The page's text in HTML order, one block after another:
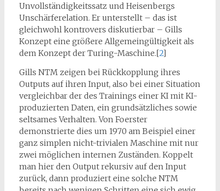
Unvollständigkeitssatz und Heisenbergs
Unschärferelation. Er unterstellt – das ist
gleichwohl kontrovers diskutierbar – Gills
Konzept eine größere Allgemeingültigkeit als
dem Konzept der Turing-Maschine.[2]
Gills NTM zeigen bei Rückkopplung ihres
Outputs auf ihren Input, also bei einer Situation
vergleichbar der des Trainings einer KI mit KI-
produzierten Daten, ein grundsätzliches sowie
seltsames Verhalten. Von Foerster
demonstrierte dies um 1970 am Beispiel einer
ganz simplen nicht-trivialen Maschine mit nur
zwei möglichen internen Zuständen. Koppelt
man hier den Output rekursiv auf den Input
zurück, dann produziert eine solche NTM